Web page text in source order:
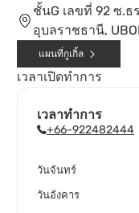
ชั้นG เลขที่ 92 ซ.ธ
อุบลราชธานี,
แผนที่กูเกิ้ล
เวลาเปิดทำการ
เวลาทำการ
+66-922482444
วันจันทร์
วันอังคาร